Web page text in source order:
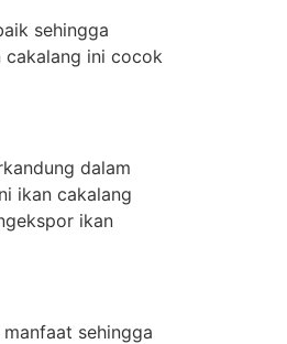
sehingga
cakalang ini cocok
dalam
ikan cakalang
ikan
sehingga